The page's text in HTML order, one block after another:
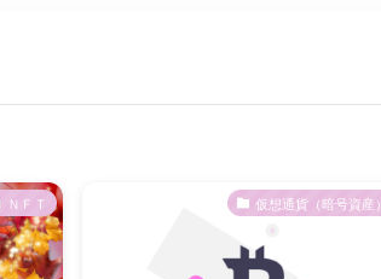
ＮＦＴ 仮想通貨（暗号資産）